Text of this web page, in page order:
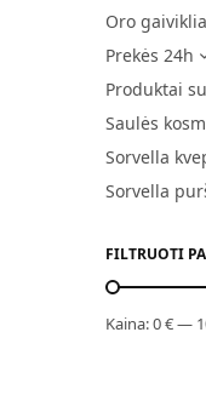
Oro
Prekės 24h
Produktai
Saulės
Sorvella
Sorvella
FILTRUOTI
Kaina:0 €—